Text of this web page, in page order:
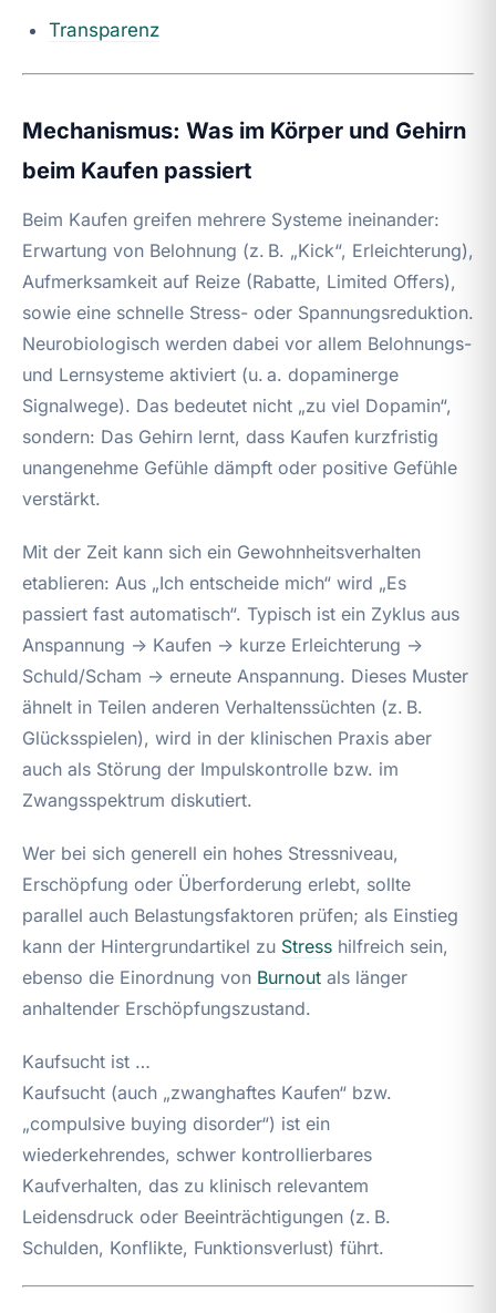
Transparenz
Mechanismus: Was im Körper und Gehirn
beim Kaufen passiert
Beim Kaufen greifen mehrere Systeme ineinander:
Erwartung von Belohnung (z. B. „Kick“, Erleichterung),
Aufmerksamkeit auf Reize (Rabatte, Limited Offers),
sowie eine schnelle Stress- oder Spannungsreduktion.
Neurobiologisch werden dabei vor allem Belohnungs-
und Lernsysteme aktiviert (u. a. dopaminerge
Signalwege). Das bedeutet nicht „zu viel Dopamin“,
sondern: Das Gehirn lernt, dass Kaufen kurzfristig
unangenehme Gefühle dämpft oder positive Gefühle
verstärkt.
Mit der Zeit kann sich ein Gewohnheitsverhalten
etablieren: Aus „Ich entscheide mich“ wird „Es
passiert fast automatisch“. Typisch ist ein Zyklus aus
Anspannung → Kaufen → kurze Erleichterung →
Schuld/Scham → erneute Anspannung. Dieses Muster
ähnelt in Teilen anderen Verhaltenssüchten (z. B.
Glücksspielen), wird in der klinischen Praxis aber
auch als Störung der Impulskontrolle bzw. im
Zwangsspektrum diskutiert.
Wer bei sich generell ein hohes Stressniveau,
Erschöpfung oder Überforderung erlebt, sollte
parallel auch Belastungsfaktoren prüfen; als Einstieg
kann der Hintergrundartikel zu Stress hilfreich sein,
ebenso die Einordnung von Burnout als länger
anhaltender Erschöpfungszustand.
Kaufsucht ist …
Kaufsucht (auch „zwanghaftes Kaufen“ bzw.
„compulsive buying disorder“) ist ein
wiederkehrendes, schwer kontrollierbares
Kaufverhalten, das zu klinisch relevantem
Leidensdruck oder Beeinträchtigungen (z. B.
Schulden, Konflikte, Funktionsverlust) führt.